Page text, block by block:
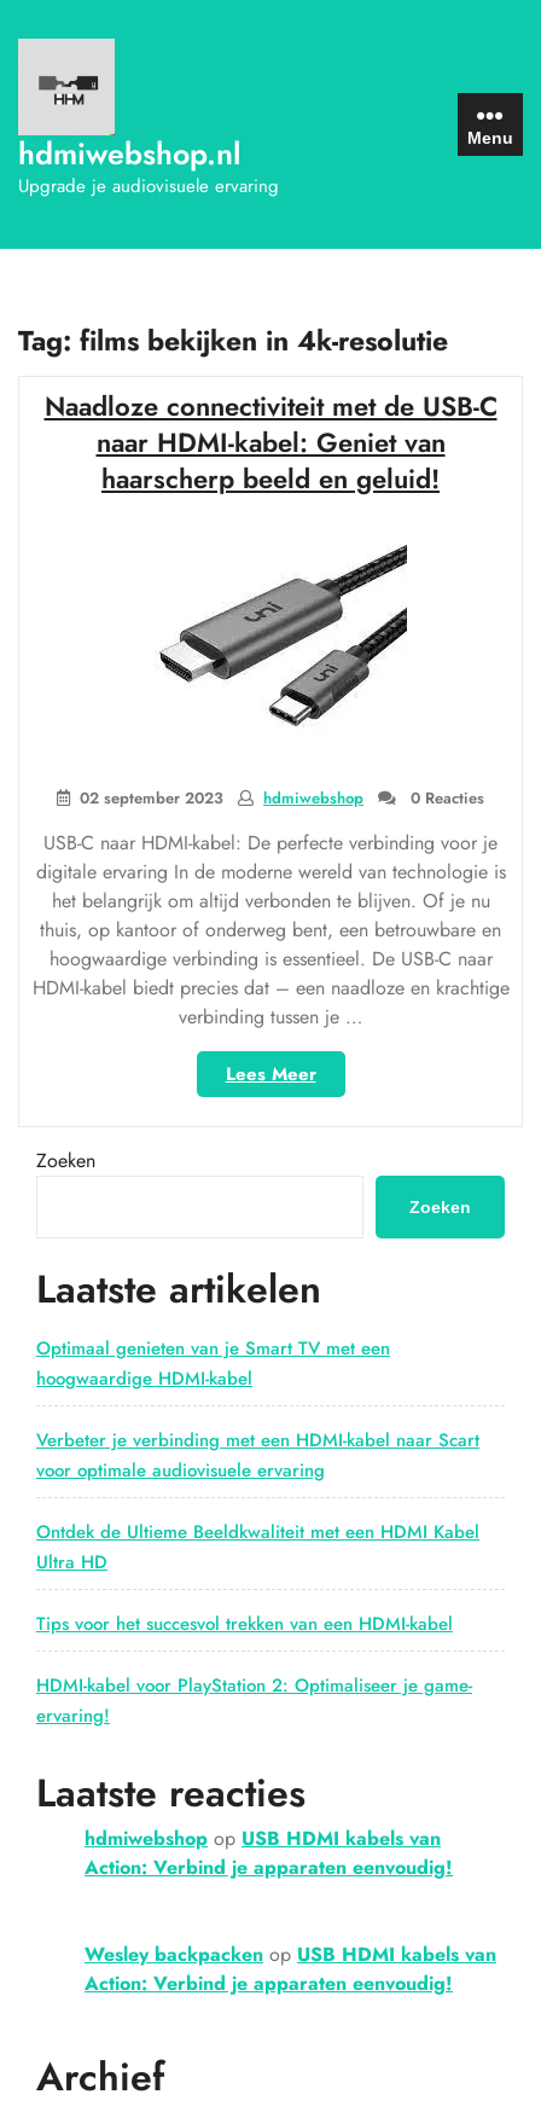
naar
inhoud
hdmiwebshop.nl
Upgrade je audiovisuele ervaring
Menu
Tag: films bekijken in 4k-resolutie
Naadloze connectiviteit met de USB-C
naar HDMI-kabel: Geniet van
haarscherp beeld en geluid!
02 september 2023 hdmiwebshop 0 Reacties
USB-C naar HDMI-kabel: De perfecte verbinding voor je
digitale ervaring In de moderne wereld van technologie is
het belangrijk om altijd verbonden te blijven. Of je nu
thuis, op kantoor of onderweg bent, een betrouwbare en
hoogwaardige verbinding is essentieel. De USB-C naar
HDMI-kabel biedt precies dat – een naadloze en krachtige
verbinding tussen je …
Lees Meer“Naadloze
connectiviteit
met
USB-
naar
kabel:
van
haarscherp
geluid!”
Zoeken
Zoeken
Laatste artikelen
Optimaal genieten van je Smart TV met een
hoogwaardige HDMI-kabel
Verbeter je verbinding met een HDMI-kabel naar Scart
voor optimale audiovisuele ervaring
Ontdek de Ultieme Beeldkwaliteit met een HDMI Kabel
Ultra HD
Tips voor het succesvol trekken van een HDMI-kabel
HDMI-kabel voor PlayStation 2: Optimaliseer je game-
ervaring!
Laatste reacties
hdmiwebshop op USB HDMI kabels van
Action: Verbind je apparaten eenvoudig!
Wesley backpacken op USB HDMI kabels van
Action: Verbind je apparaten eenvoudig!
Archief